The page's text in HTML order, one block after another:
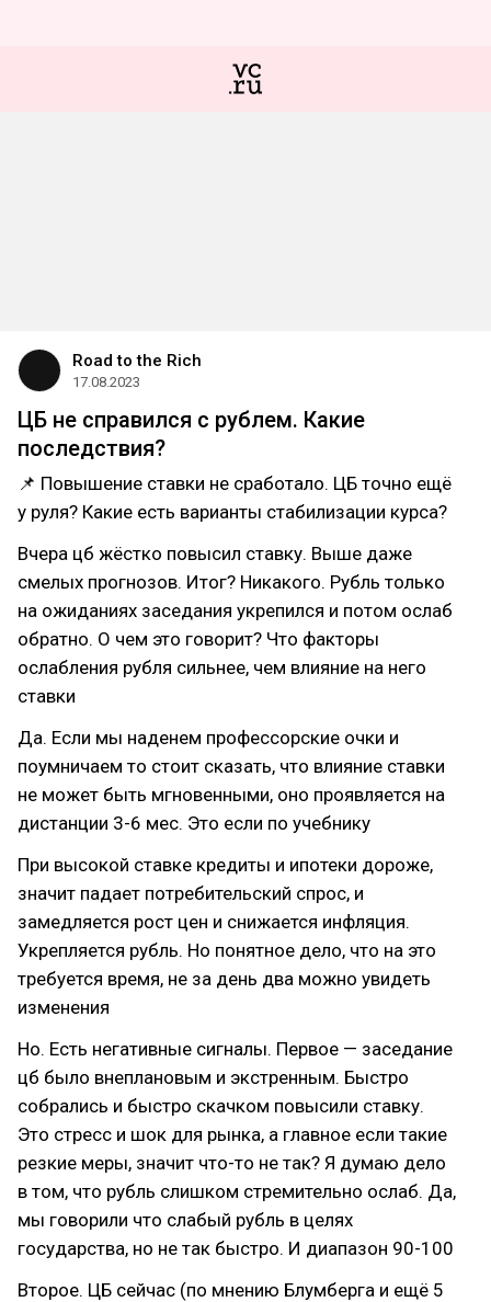
Road to the Rich
17.08.2023
ЦБ не справился с рублем. Какие
последствия?
📌 Повышение ставки не сработало. ЦБ точно ещё
у руля? Какие есть варианты стабилизации курса?
Вчера цб жёстко повысил ставку. Выше даже
смелых прогнозов. Итог? Никакого. Рубль только
на ожиданиях заседания укрепился и потом ослаб
обратно. О чем это говорит? Что факторы
ослабления рубля сильнее, чем влияние на него
ставки
Да. Если мы наденем профессорские очки и
поумничаем то стоит сказать, что влияние ставки
не может быть мгновенными, оно проявляется на
дистанции 3-6 мес. Это если по учебнику
При высокой ставке кредиты и ипотеки дороже,
значит падает потребительский спрос, и
замедляется рост цен и снижается инфляция.
Укрепляется рубль. Но понятное дело, что на это
требуется время, не за день два можно увидеть
изменения
Но. Есть негативные сигналы. Первое — заседание
цб было внеплановым и экстренным. Быстро
собрались и быстро скачком повысили ставку.
Это стресс и шок для рынка, а главное если такие
резкие меры, значит что-то не так? Я думаю дело
в том, что рубль слишком стремительно ослаб. Да,
мы говорили что слабый рубль в целях
государства, но не так быстро. И диапазон 90-100
Второе. ЦБ сейчас (по мнению Блумберга и ещё 5